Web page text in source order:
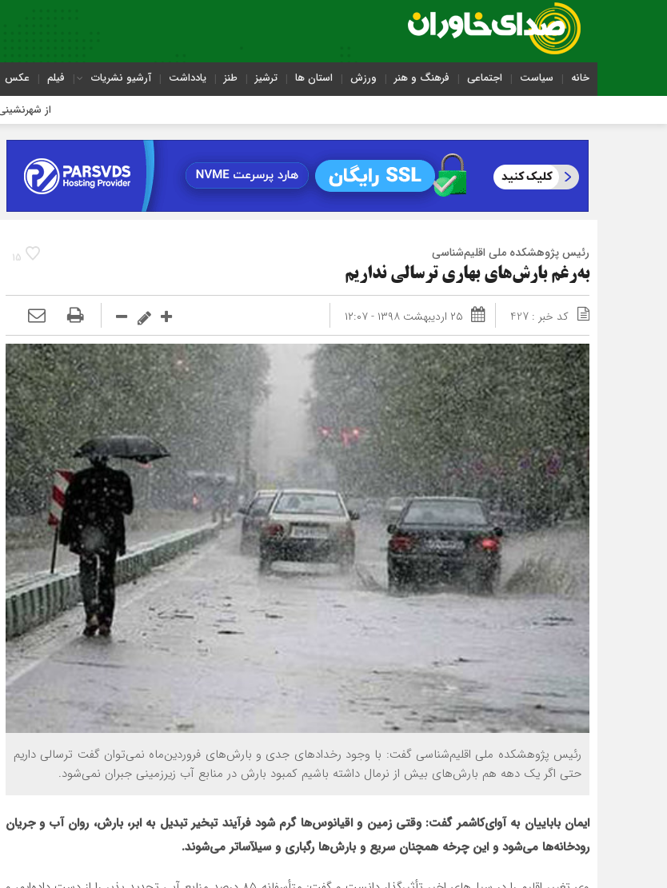
خانه سیاست اجتماعی فرهنگ و هنر ورزش استان ها ترشیز طنز یادداشت آرشیو نشریات فیلم عکس
از شهرنشینی تا شهروندی
15 رئیس پژوهشکده ملی اقلیم‌شناسی
به‌رغم بارش‌های بهاری ترسالی نداریم
کد خبر : 427 ۲۵ اردیبهشت ۱۳۹۸ - ۱۲:۰۷
رئیس پژوهشکده ملی اقلیم‌شناسی گفت: با وجود رخدادهای جدی و بارش‌های فروردین‌ماه نمی‌توان گفت ترسالی داریم
حتی اگر یک دهه هم بارش‌های بیش از نرمال داشته باشیم کمبود بارش در منابع آب زیرزمینی جبران نمی‌شود.
ایمان باباییان به آوای‌کاشمر گفت: وقتی زمین و اقیانوس‌ها گرم شود فرآیند تبخیر تبدیل به ابر، بارش، روان آب و جریان
رودخانه‌ها می‌شود و این چرخه همچنان سریع و بارش‌ها رگباری و سیل‏آساتر می‌شوند.
از شهرنشینی تا شهروندی